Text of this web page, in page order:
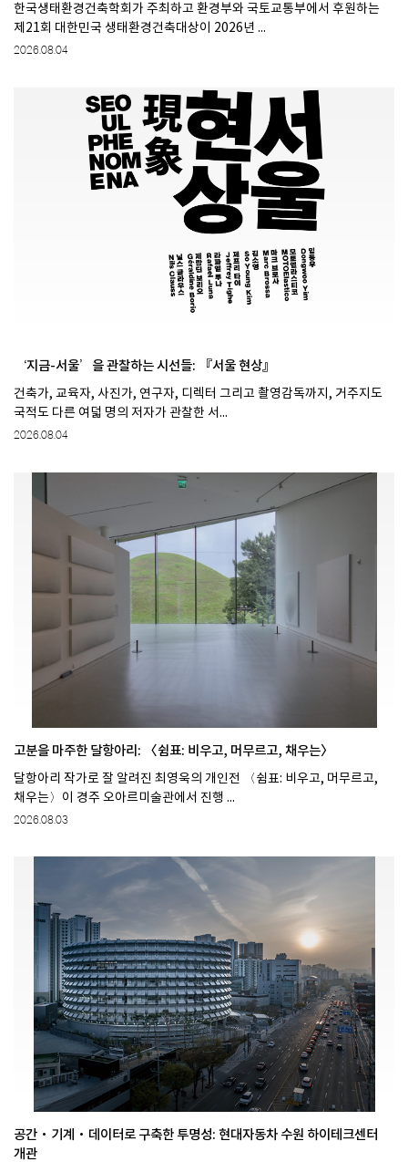
한국생태환경건축학회가 주최하고 환경부와 국토교통부에서 후원하는
제21회 대한민국 생태환경건축대상이 2026년 ...
2026.08.04
‘지금-서울’을 관찰하는 시선들: 『서울 현상』
건축가, 교육자, 사진가, 연구자, 디렉터 그리고 촬영감독까지, 거주지도
국적도 다른 여덟 명의 저자가 관찰한 서...
2026.08.04
고분을 마주한 달항아리: 〈쉼표: 비우고, 머무르고, 채우는〉
달항아리 작가로 잘 알려진 최영욱의 개인전 〈쉼표: 비우고, 머무르고,
채우는〉이 경주 오아르미술관에서 진행 ...
2026.08.03
공간·기계·데이터로 구축한 투명성: 현대자동차 수원 하이테크센터
개관